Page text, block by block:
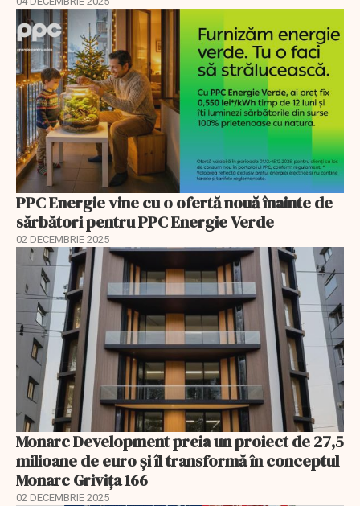
PPC Energie vine cu o ofertă nouă înainte de
sărbători pentru PPC Energie Verde
02 DECEMBRIE 2025
Monarc Development preia un proiect de 27,5
milioane de euro și îl transformă în conceptul
Monarc Grivița 166
02 DECEMBRIE 2025